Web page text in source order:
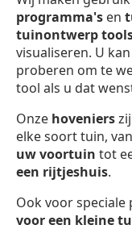
programma's en
tuinontwerp
visualiseren. U
proberen om te
tool als u dat
Onze hoveniers
elke soort tuin,
uw voortuin tot
een rijtjeshuis.
Ook voor speciale
voor een kleine